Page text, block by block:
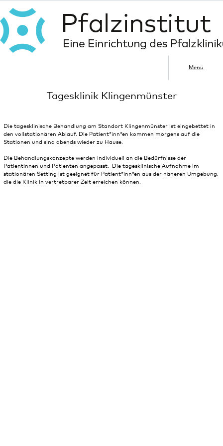
Menü
Tagesklinik Klingenmünster
Die tagesklinische Behandlung am Standort Klingenmünster ist eingebettet in
den vollstationären Ablauf. Die Patient*inn*en kommen morgens auf die
Stationen und sind abends wieder zu Hause.
Die Behandlungskonzepte werden individuell an die Bedürfnisse der
Patientinnen und Patienten angepasst. Die tagesklinische Aufnahme im
stationären Setting ist geeignet für Patient*inn*en aus der näheren Umgebung,
die die Klinik in vertretbarer Zeit erreichen können.